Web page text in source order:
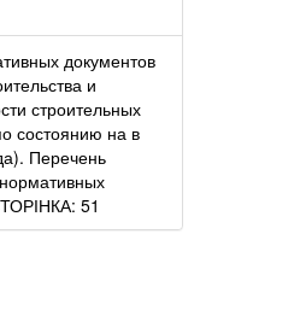
документов
и
строительных
состоянию на в
Перечень
51